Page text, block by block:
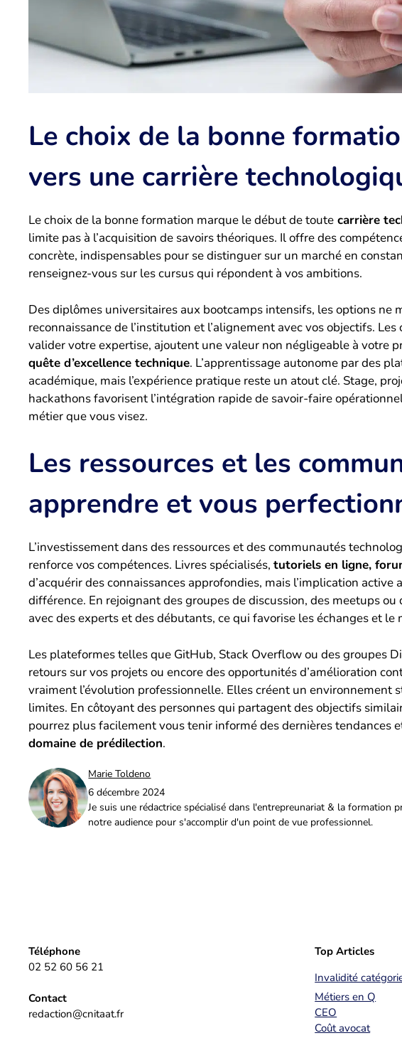
Le choix de la bonne
vers une carrière
Le choix de la bonne formation marque le début de toute carrière
limite pas à l’acquisition de savoirs théoriques. Il offre des
concrète, indispensables pour se distinguer sur un marché en
renseignez-vous sur les cursus qui répondent à vos ambitions.
Des diplômes universitaires aux bootcamps intensifs, les options ne
reconnaissance de l’institution et l’alignement avec vos objectifs.
valider votre expertise, ajoutent une valeur non négligeable à votre
quête d’excellence technique. L’apprentissage autonome par des
académique, mais l’expérience pratique reste un atout clé. Stage,
hackathons favorisent l’intégration rapide de savoir-faire
métier que vous visez.
Les ressources et les
apprendre et vous
L’investissement dans des ressources et des communautés
renforce vos compétences. Livres spécialisés, tutoriels en ligne,
d’acquérir des connaissances approfondies, mais l’implication
différence. En rejoignant des groupes de discussion, des meetups
avec des experts et des débutants, ce qui favorise les échanges et le
Les plateformes telles que GitHub, Stack Overflow ou des groupes
retours sur vos projets ou encore des opportunités d’amélioration
vraiment l’évolution professionnelle. Elles créent un environnement
limites. En côtoyant des personnes qui partagent des objectifs
pourrez plus facilement vous tenir informé des dernières tendances
domaine de prédilection.
Marie Toldeno
6 décembre 2024
Je suis une rédactrice spécialisé dans l'entrepreunariat & la formation
notre audience pour s'accomplir d'un point de vue professionnel.
Téléphone
02 52 60 56 21
Contact
redaction@cnitaat.fr
Top Articles
Invalidité
Métiers en Q
CEO
Coût avocat